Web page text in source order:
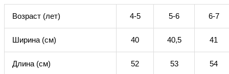
Возраст (лет) 4-5 5-6 6-7
Ширина (см) 40 40,5 41
Длина (см) 52 53 54